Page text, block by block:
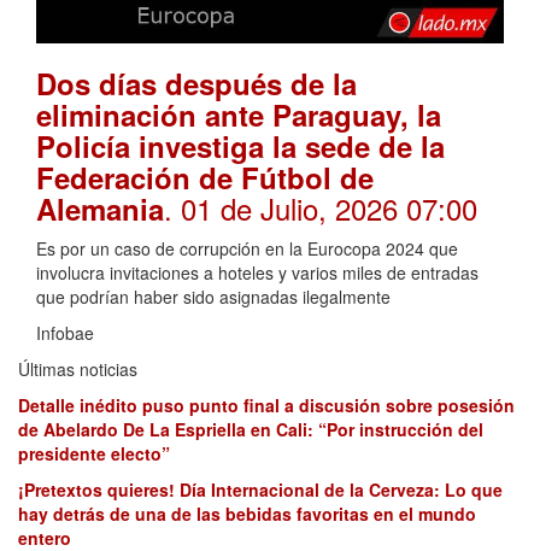
Dos días después de la
eliminación ante Paraguay, la
Policía investiga la sede de la
Federación de Fútbol de
Alemania. 01 de Julio, 2026 07:00
Es por un caso de corrupción en la Eurocopa 2024 que
involucra invitaciones a hoteles y varios miles de entradas
que podrían haber sido asignadas ilegalmente
Infobae
Últimas noticias
Detalle inédito puso punto final a discusión sobre posesión
de Abelardo De La Espriella en Cali: “Por instrucción del
presidente electo”
¡Pretextos quieres! Día Internacional de la Cerveza: Lo que
hay detrás de una de las bebidas favoritas en el mundo
entero